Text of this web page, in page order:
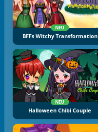
NEU
BFFs Witchy Transformation
NEU
Halloween Chibi Couple